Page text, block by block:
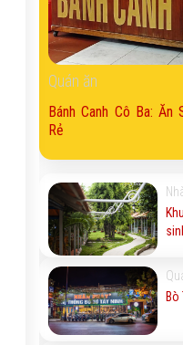
Quán ăn
Bánh Canh Cô Ba: Ăn
Rẻ